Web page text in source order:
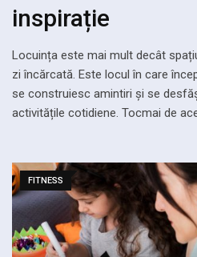
inspirație
Locuința este mai mult decât
zi încărcată. Este locul în care
se construiesc amintiri și se
activitățile cotidiene. Tocmai de
FITNESS